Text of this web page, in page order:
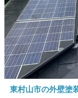
東村山市の外壁塗